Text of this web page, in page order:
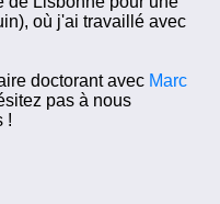
où j'ai travaillé avec
doctorant avec Marc
pas à nous
!